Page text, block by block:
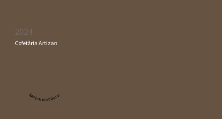
2024
Cofetăria Artizan
Restaurant Guru